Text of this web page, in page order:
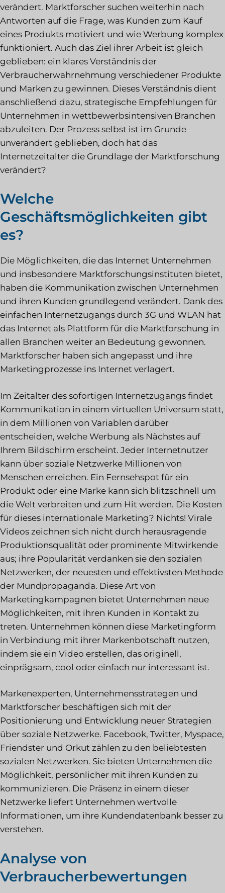
verändert. Marktforscher suchen weiterhin nach
Antworten auf die Frage, was Kunden zum Kauf
eines Produkts motiviert und wie Werbung komplex
funktioniert. Auch das Ziel ihrer Arbeit ist gleich
geblieben: ein klares Verständnis der
Verbraucherwahrnehmung verschiedener Produkte
und Marken zu gewinnen. Dieses Verständnis dient
anschließend dazu, strategische Empfehlungen für
Unternehmen in wettbewerbsintensiven Branchen
abzuleiten. Der Prozess selbst ist im Grunde
unverändert geblieben, doch hat das
Internetzeitalter die Grundlage der Marktforschung
verändert?
Welche
Geschäftsmöglichkeiten gibt
es?
Die Möglichkeiten, die das Internet Unternehmen
und insbesondere Marktforschungsinstituten bietet,
haben die Kommunikation zwischen Unternehmen
und ihren Kunden grundlegend verändert. Dank des
einfachen Internetzugangs durch 3G und WLAN hat
das Internet als Plattform für die Marktforschung in
allen Branchen weiter an Bedeutung gewonnen.
Marktforscher haben sich angepasst und ihre
Marketingprozesse ins Internet verlagert.
Im Zeitalter des sofortigen Internetzugangs findet
Kommunikation in einem virtuellen Universum statt,
in dem Millionen von Variablen darüber
entscheiden, welche Werbung als Nächstes auf
Ihrem Bildschirm erscheint. Jeder Internetnutzer
kann über soziale Netzwerke Millionen von
Menschen erreichen. Ein Fernsehspot für ein
Produkt oder eine Marke kann sich blitzschnell um
die Welt verbreiten und zum Hit werden. Die Kosten
für dieses internationale Marketing? Nichts! Virale
Videos zeichnen sich nicht durch herausragende
Produktionsqualität oder prominente Mitwirkende
aus; ihre Popularität verdanken sie den sozialen
Netzwerken, der neuesten und effektivsten Methode
der Mundpropaganda. Diese Art von
Marketingkampagnen bietet Unternehmen neue
Möglichkeiten, mit ihren Kunden in Kontakt zu
treten. Unternehmen können diese Marketingform
in Verbindung mit ihrer Markenbotschaft nutzen,
indem sie ein Video erstellen, das originell,
einprägsam, cool oder einfach nur interessant ist.
Markenexperten, Unternehmensstrategen und
Marktforscher beschäftigen sich mit der
Positionierung und Entwicklung neuer Strategien
über soziale Netzwerke. Facebook, Twitter, Myspace,
Friendster und Orkut zählen zu den beliebtesten
sozialen Netzwerken. Sie bieten Unternehmen die
Möglichkeit, persönlicher mit ihren Kunden zu
kommunizieren. Die Präsenz in einem dieser
Netzwerke liefert Unternehmen wertvolle
Informationen, um ihre Kundendatenbank besser zu
verstehen.
Analyse von
Verbraucherbewertungen